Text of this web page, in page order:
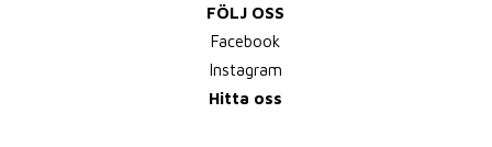
FÖLJ OSS
Facebook
Instagram
Hitta oss